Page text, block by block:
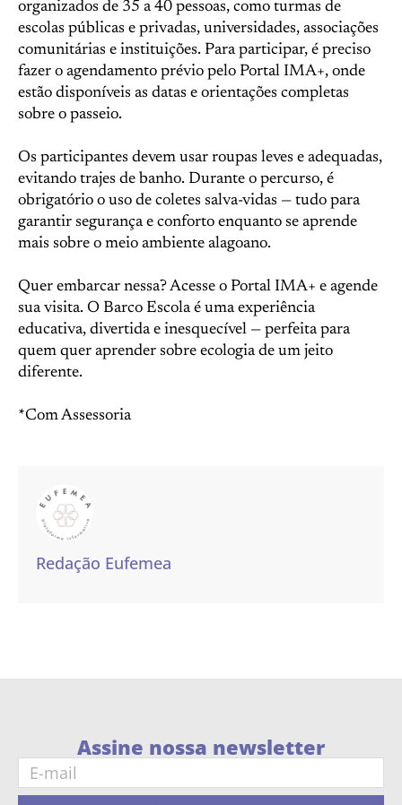
organizados de 35 a 40 pessoas, como turmas de
escolas públicas e privadas, universidades, associações
comunitárias e instituições. Para participar, é preciso
fazer o agendamento prévio pelo Portal IMA+, onde
estão disponíveis as datas e orientações completas
sobre o passeio.
Os participantes devem usar roupas leves e adequadas,
evitando trajes de banho. Durante o percurso, é
obrigatório o uso de coletes salva-vidas — tudo para
garantir segurança e conforto enquanto se aprende
mais sobre o meio ambiente alagoano.
Quer embarcar nessa? Acesse o Portal IMA+ e agende
sua visita. O Barco Escola é uma experiência
educativa, divertida e inesquecível — perfeita para
quem quer aprender sobre ecologia de um jeito
diferente.
*Com Assessoria
Redação Eufemea
Assine nossa newsletter